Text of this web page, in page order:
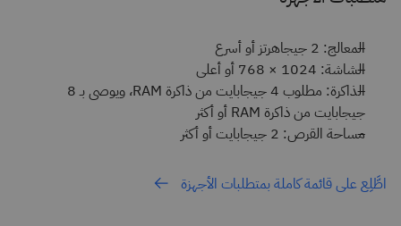
المعالج: 2 جيجاهرتز أو أسرع
الشاشة: 1024 × 768 أو أعلى
الذاكرة: مطلوب 4 جيجابايت من ذاكرة RAM، ويوصى بـ 8
جيجابايت من ذاكرة RAM أو أكثر
مساحة القرص: 2 جيجابايت أو أكثر
اطَّلِع على قائمة كاملة بمتطلبات الأجهزة